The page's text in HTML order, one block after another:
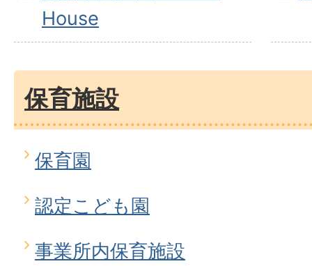
House
保育施設
保育園
認定こども園
事業所内保育施設